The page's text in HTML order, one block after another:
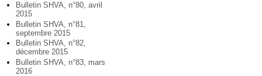
Bulletin SHVA, n°80, avril
2015
Bulletin SHVA, n°81,
septembre 2015
Bulletin SHVA, n°82,
décembre 2015
Bulletin SHVA, n°83, mars
2016